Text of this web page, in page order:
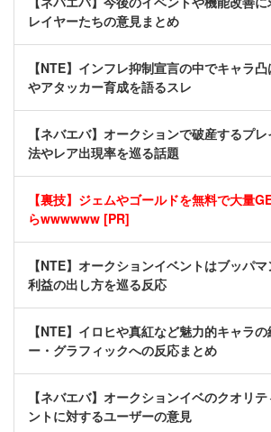
レイヤーたちの意見まとめ
【NTE】インフレ抑制宣言の中でキャラ
やアタッカー育成を語るスレ
【ネバエバ】オークションで破産するプ
法やレア出現率を巡る話題
【裏技】ジェムやゴールドを無料で大量
らwwwwww [PR]
【NTE】オークションイベントはブッパ
利益の出し方を巡る反応
【NTE】イロヒや真紅など魅力的キャラ
ー・グラフィックへの反応まとめ
【ネバエバ】オークションイベのクオリ
ントに対するユーザーの意見